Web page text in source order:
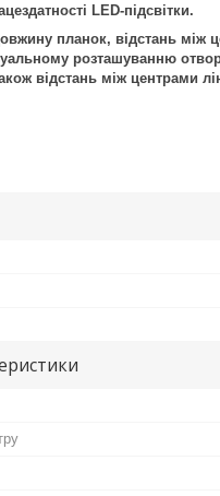
LED-підсвітки.
планок, відстань між
розташуванню
відстань між центрами